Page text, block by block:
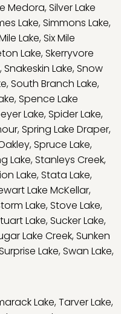
Medora,Silver Lake
Lake,Simmons Lake,
Lake,Six Mile
Lake,Skerryvore
,Snakeskin Lake,Snow
,South Branch Lake,
,Spence Lake
Lake,Spider Lake,
,Spring Lake Draper,
,Spruce Lake,
Lake,Stanleys Creek,
Lake,Stata Lake,
Lake McKellar,
Lake,Stove Lake,
Lake,Sucker Lake,
Lake Creek,Sunken
Lake,Swan Lake,
Lake,Tarver Lake,